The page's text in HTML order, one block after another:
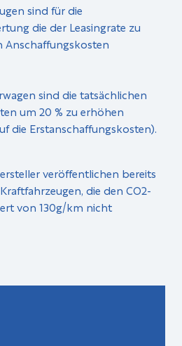
sind für die
die der Leasingrate zu
Anschaffungskosten
sind die tatsächlichen
um 20 % zu erhöhen
die Erstanschaffungskosten).
veröffentlichen bereits
die den CO2-
von 130g/km nicht